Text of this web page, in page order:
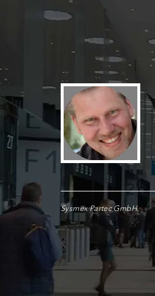
Sysmex Partec GmbH.